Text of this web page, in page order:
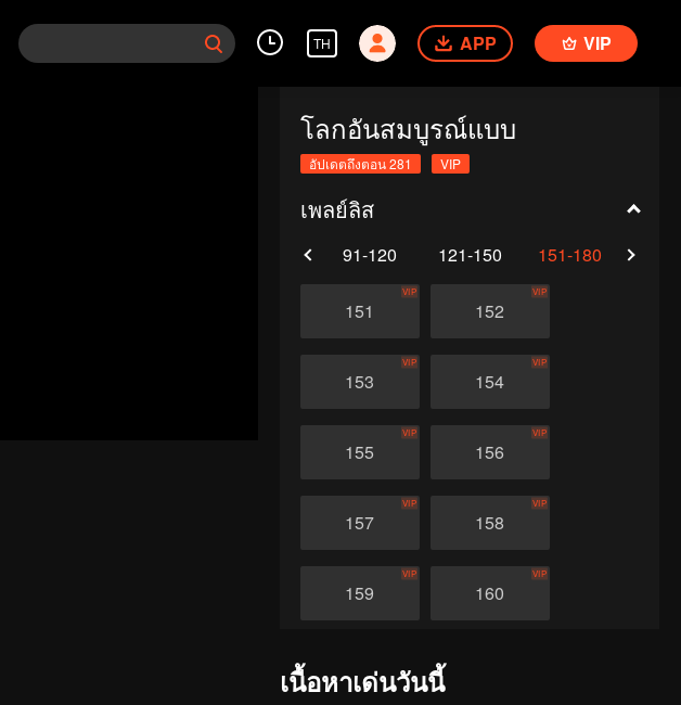
TH APP VIP
โลกอันสมบูรณ์แบบ
อัปเดตถึงตอน 281 VIP
เพลย์ลิส
91-120 121-150 151-180
151
VIP
152
VIP
153
VIP
154
VIP
155
VIP
156
VIP
157
VIP
158
VIP
159
VIP
160
VIP
เนื้อหาเด่นวันนี้